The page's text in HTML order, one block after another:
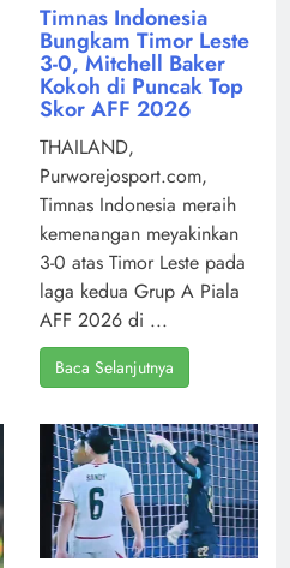
Timnas Indonesia
Bungkam Timor Leste
3-0, Mitchell Baker
Kokoh di Puncak Top
Skor AFF 2026
THAILAND,
Purworejosport.com,
Timnas Indonesia meraih
kemenangan meyakinkan
3-0 atas Timor Leste pada
laga kedua Grup A Piala
AFF 2026 di ...
Baca Selanjutnya